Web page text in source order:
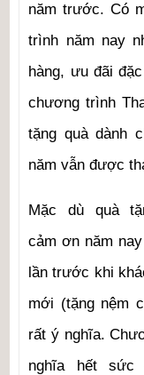
năm trước. Có
trình năm nay
hàng, ưu đãi
chương trình
tặng quà dành
năm vẫn được
Mặc dù quà
cảm ơn năm
lần trước khi
mới (tặng nệm
rất ý nghĩa.
nghĩa hết sức